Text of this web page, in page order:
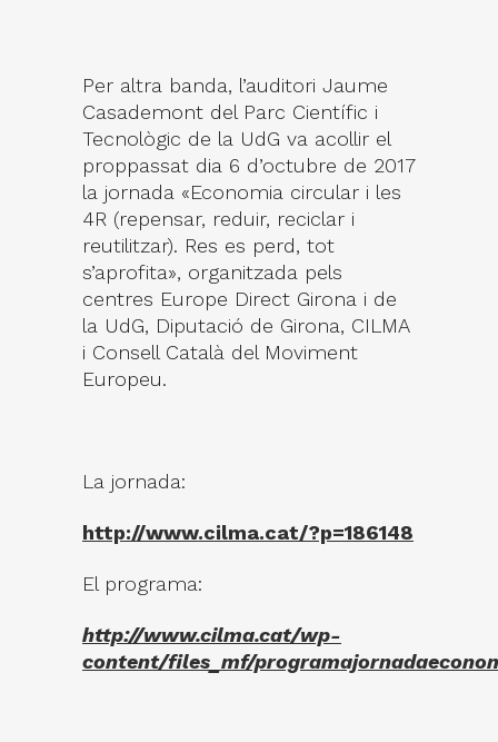
Per altra banda, l’auditori Jaume
Casademont del Parc Científic i
Tecnològic de la UdG va acollir el
proppassat dia 6 d’octubre de 2017
la jornada «Economia circular i les
4R (repensar, reduir, reciclar i
reutilitzar). Res es perd, tot
s’aprofita», organitzada pels
centres Europe Direct Girona i de
la UdG, Diputació de Girona, CILMA
i Consell Català del Moviment
Europeu.
La jornada:
http://www.cilma.cat/?p=186148
El programa:
http://www.cilma.cat/wp-
content/files_mf/